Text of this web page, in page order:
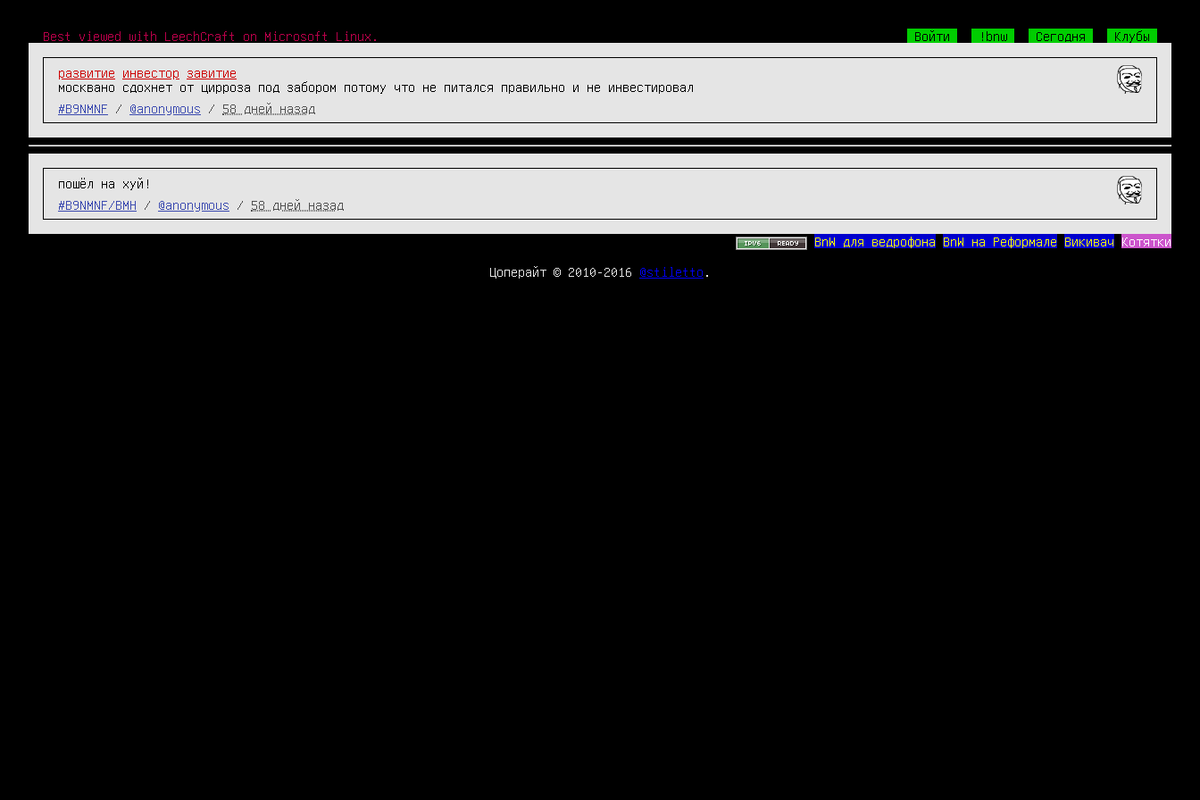
Best viewed with LeechCraft on Microsoft Linux. Войти !bnw Сегодня Клубы
развитие инвестор
завитие
москвано сдохнет от цирроза под забором потому что не питался правильно и не инвестировал
#B9NMNF
/ @anonymous / 58 дней назад
пошёл на хуй!
#B9NMNF/BMH
/ @anonymous / 58 дней назад
BnW для ведрофона BnW на Реформале Викивач Котятки
Цоперайт © 2010-2016 @stiletto